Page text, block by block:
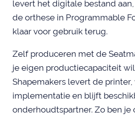
levert het digitale bestand
de orthese in Programmable
klaar voor gebruik terug.
Zelf produceren met de
je eigen productiecapaciteit
Shapemakers levert de
implementatie en blijft
onderhoudtspartner. Zo ben je